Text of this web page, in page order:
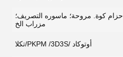
حزام كوة. مروحة؛ ماسوره التصريف؛
مزراب الخ
أوتوكاد /PKPM /3D3S/تكلا